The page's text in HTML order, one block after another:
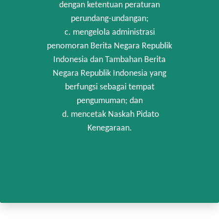
dengan ketentuan peraturan
perundang-undangan;
c. mengelola administrasi
penomoran Berita Negara Republik
Indonesia dan Tambahan Berita
Negara Republik Indonesia yang
berfungsi sebagai tempat
pengumuman; dan
d. mencetak Naskah Pidato
Kenegaraan.